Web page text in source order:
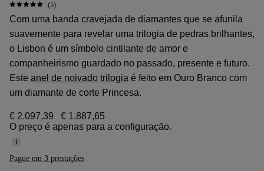
(5)
Com uma banda cravejada de diamantes que se afunila
suavemente para revelar uma trilogia de pedras brilhantes,
o Lisbon é um símbolo cintilante de amor e
companheirismo guardado no passado, presente e futuro.
Este anel de noivado trilogia é feito em Ouro Branco com
um diamante de corte Princesa.
€ 2.097,39
€ 1.887,65
O preço é apenas para a configuração.
Pague em 3 prestações